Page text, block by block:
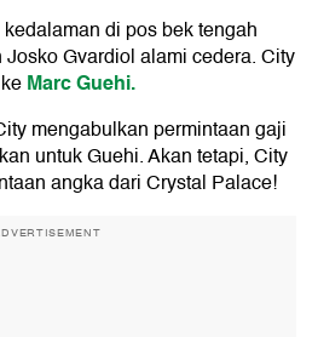
di pos bek tengah
Gvardiol alami cedera. City
Marc Guehi.
mengabulkan permintaan gaji
untuk Guehi. Akan tetapi, City
angka dari Crystal Palace!